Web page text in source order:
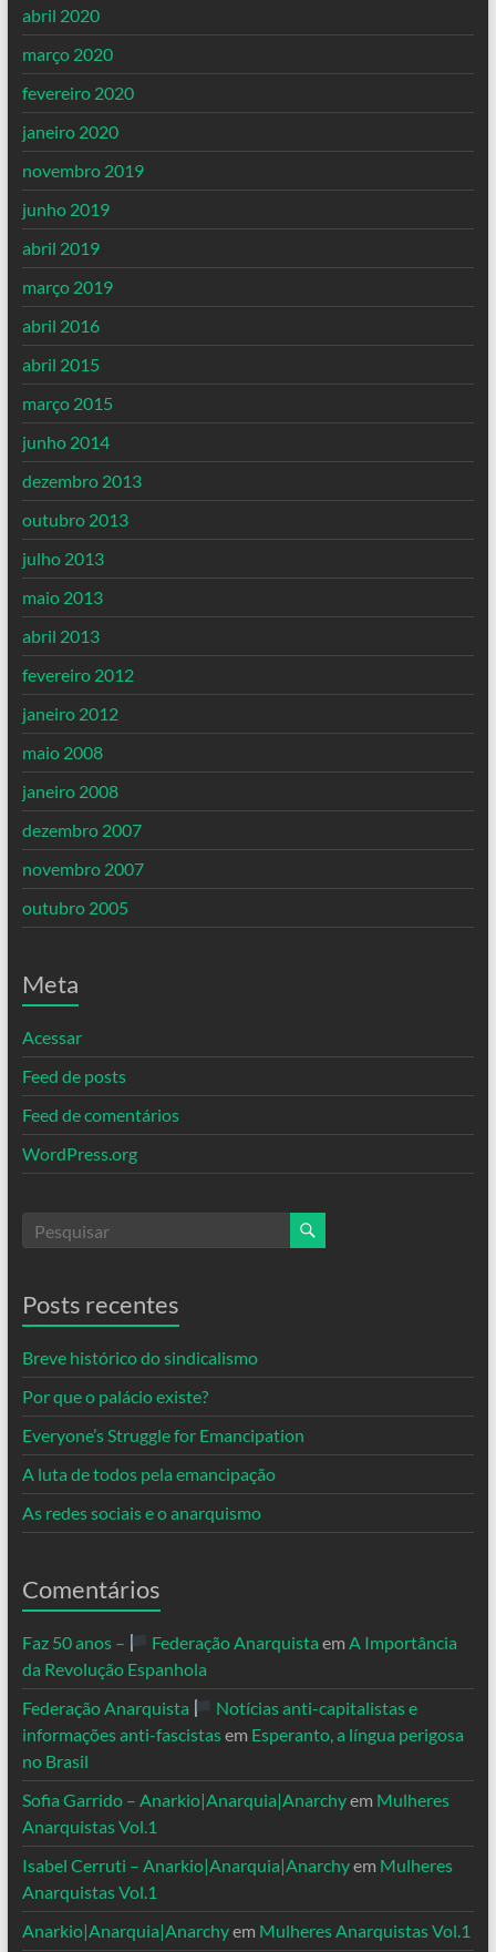
abril 2020
março 2020
fevereiro 2020
janeiro 2020
novembro 2019
junho 2019
abril 2019
março 2019
abril 2016
abril 2015
março 2015
junho 2014
dezembro 2013
outubro 2013
julho 2013
maio 2013
abril 2013
fevereiro 2012
janeiro 2012
maio 2008
janeiro 2008
dezembro 2007
novembro 2007
outubro 2005
Meta
Acessar
Feed de posts
Feed de comentários
WordPress.org
Posts recentes
Breve histórico do sindicalismo
Por que o palácio existe?
Everyone’s Struggle for Emancipation
A luta de todos pela emancipação
As redes sociais e o anarquismo
Comentários
Faz 50 anos – Federação Anarquista em A Importância
da Revolução Espanhola
Federação Anarquista
Notícias anti-capitalistas e
informações anti-fascistasem Esperanto, a língua perigosa
no Brasil
Sofia Garrido – Anarkio|Anarquia|Anarchyem Mulheres
Anarquistas Vol.1
Isabel Cerruti – Anarkio|Anarquia|Anarchyem Mulheres
Anarquistas Vol.1
Anarkio|Anarquia|Anarchyem Mulheres Anarquistas Vol.1